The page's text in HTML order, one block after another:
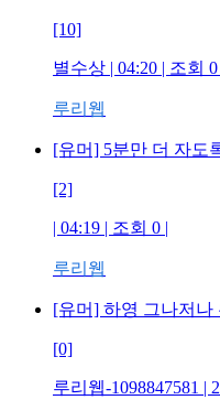
[10]
별수상 | 04:20 | 조회 0
루리웹
[유머] 5분만 더 자도
[2]
| 04:19 | 조회 0 |
루리웹
[유머] 하영 그나저나
[0]
루리웹-1098847581 |